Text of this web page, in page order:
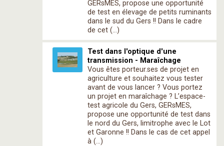
GERsMES, propose une opportunité
de test en élevage de petits ruminants
dans le sud du Gers !! Dans le cadre
de cet (…)
Test dans l'optique d'une
transmission - Maraîchage
Vous êtes porteur.ses de projet en
agriculture et souhaitez vous tester
avant de vous lancer ? Vous portez
un projet en maraîchage ? L’espace-
test agricole du Gers, GERsMES,
propose une opportunité de test dans
le nord du Gers, limitrophe avec le Lot
et Garonne !! Dans le cas de cet appel
à (…)